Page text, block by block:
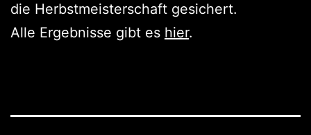
die Herbstmeisterschaft gesichert.
Alle Ergebnisse gibt es hier.